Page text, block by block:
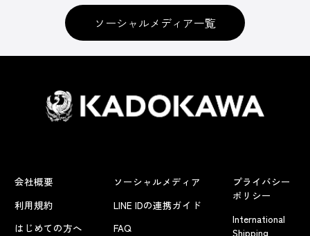
ソーシャルメディア一覧
会社概要
利用規約
はじめての方へ
ソーシャルメディア
LINE IDの連携ガイド
FAQ
プライバシー
ポリシー
International
Shipping